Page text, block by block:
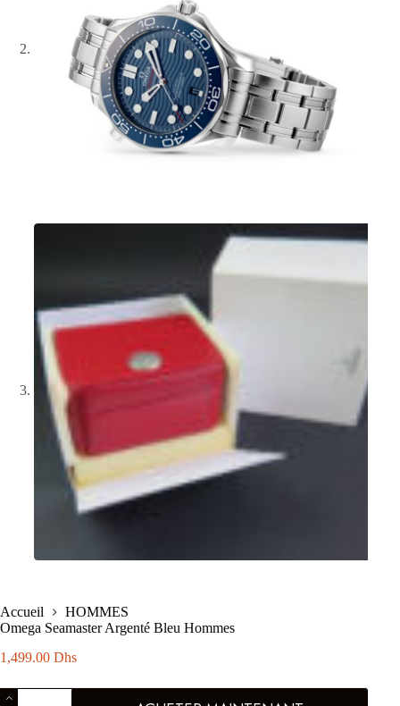
Accueil
HOMMES
Omega Seamaster Argenté Bleu Hommes
1,499.00 Dhs
quantité